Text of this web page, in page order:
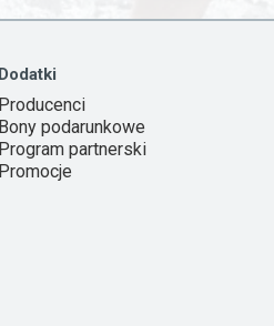
Dodatki
Producenci
Bony podarunkowe
Program partnerski
Promocje